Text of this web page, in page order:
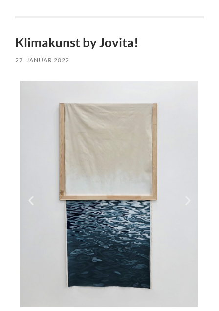
Klimakunst by Jovita!
27. JANUAR 2022